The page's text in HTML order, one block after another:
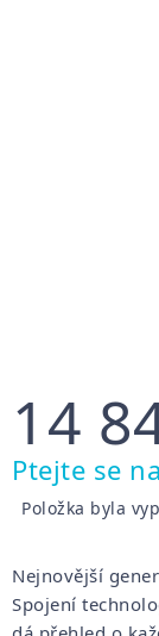
14
Měrná
cena:
Ptejte se
Položka byla
Nejnovější
Spojení